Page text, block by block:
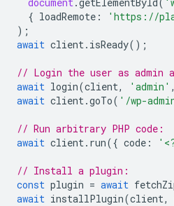
{ loadRemote :
'https://
);
await client . isReady();
// Login the user as admin
await login(client, 'admin' ,
await client .goTo( '/wp-
// Run arbitrary PHP code:
await client . run({ code :
// Install a plugin:
const plugin = await
await installPlugin(client,